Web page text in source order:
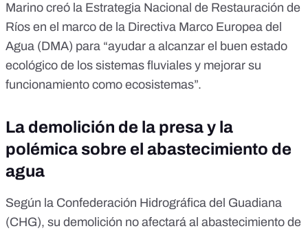
Marino creó la Estrategia Nacional de Restauración de
Ríos en el marco de la Directiva Marco Europea del
Agua (DMA) para “ayudar a alcanzar el buen estado
ecológico de los sistemas fluviales y mejorar su
funcionamiento como ecosistemas”.
La demolición de la presa y la
polémica sobre el abastecimiento de
agua
Según la Confederación Hidrográfica del Guadiana
(CHG), su demolición no afectará al abastecimiento de